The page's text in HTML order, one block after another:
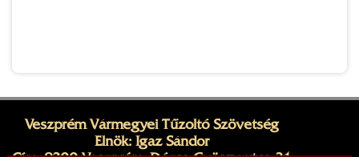
Veszprém Vármegyei Tűzoltó Szövetség
Elnök: Igaz Sándor